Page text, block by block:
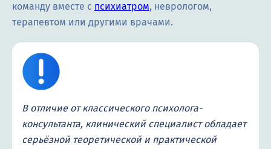
команду вместе с психиатром, неврологом,
терапевтом или другими врачами.
В отличие от классического психолога-
консультанта, клинический специалист обладает
серьёзной теоретической и практической